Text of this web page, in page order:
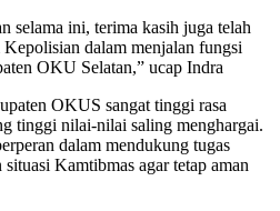
selama ini, terima kasih juga telah
dalam menjalan fungsi
OKU Selatan,” ucap Indra
OKUS sangat tinggi rasa
tinggi nilai-nilai saling menghargai.
dalam mendukung tugas
Kamtibmas agar tetap aman